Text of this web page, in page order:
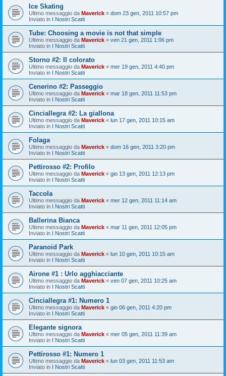
Ice Skating
Ultimo messaggio da Maverick « dom 23 gen, 2011 10:57 pm
Inviato in I Nostri Scatti
Tube: Choosing a movie is not that simple
Ultimo messaggio da Maverick « ven 21 gen, 2011 1:06 pm
Inviato in I Nostri Scatti
Storno #2: Il colorato
Ultimo messaggio da Maverick « mer 19 gen, 2011 4:40 pm
Inviato in I Nostri Scatti
Cenerino #2: Passeggio
Ultimo messaggio da Maverick « mar 18 gen, 2011 11:53 pm
Inviato in I Nostri Scatti
Cinciallegra #2: La giallona
Ultimo messaggio da Maverick « lun 17 gen, 2011 10:15 am
Inviato in I Nostri Scatti
Folaga
Ultimo messaggio da Maverick « dom 16 gen, 2011 3:20 pm
Inviato in I Nostri Scatti
Pettirosso #2: Profilo
Ultimo messaggio da Maverick « gio 13 gen, 2011 12:13 pm
Inviato in I Nostri Scatti
Taccola
Ultimo messaggio da Maverick « mer 12 gen, 2011 11:14 am
Inviato in I Nostri Scatti
Ballerina Bianca
Ultimo messaggio da Maverick « mar 11 gen, 2011 12:05 pm
Inviato in I Nostri Scatti
Paranoid Park
Ultimo messaggio da Maverick « lun 10 gen, 2011 10:15 am
Inviato in I Nostri Scatti
Airone #1 : Urlo agghiacciante
Ultimo messaggio da Maverick « ven 07 gen, 2011 10:25 am
Inviato in I Nostri Scatti
Cinciallegra #1: Numero 1
Ultimo messaggio da Maverick « gio 06 gen, 2011 4:20 pm
Inviato in I Nostri Scatti
Elegante signora
Ultimo messaggio da Maverick « mer 05 gen, 2011 11:39 am
Inviato in I Nostri Scatti
Pettirosso #1: Numero 1
Ultimo messaggio da Maverick « lun 03 gen, 2011 11:53 am
Inviato in I Nostri Scatti